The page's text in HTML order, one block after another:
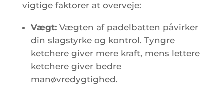
vigtige faktorer at overveje:
Vægt:Vægten af padelbatten påvirker
din slagstyrke og kontrol. Tyngre
ketchere giver mere kraft, mens lettere
ketchere giver bedre
manøvredygtighed.